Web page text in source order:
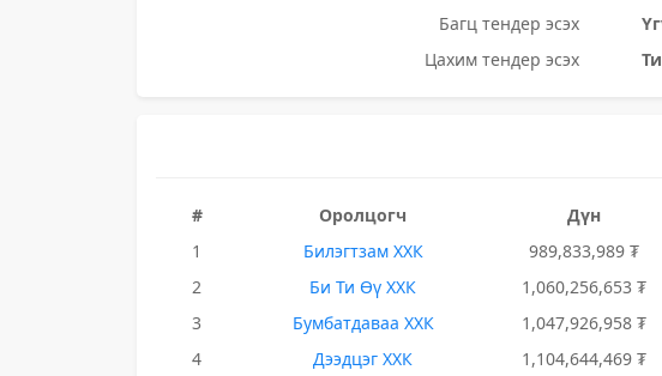
Багц тендер эсэх
Цахим тендер эсэх
# Оролцогч Дүн
1
Билэгтзам ХХК 989,833,989 ₮
2
Би Ти Өү ХХК 1,060,256,653 ₮
3
Бумбатдаваа ХХК 1,047,926,958 ₮
4
Дээдцэг ХХК 1,104,644,469 ₮